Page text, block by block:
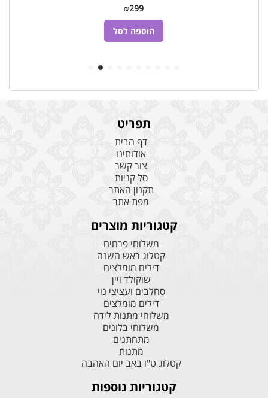
₪299
הוספה לסל
תפריט
דף הבית
אודותינו
צור קשר
סל קניות
תקנון האתר
מפת אתר
קטגוריות מוצרים
משלוחי פרחים
קטלוג ראש השנה
דילים מומלצים
שוקולד ויין
סחלבים ועציצי נוי
דילים מומלצים
משלוחי מתנות לידה
משלוחי בלונים
מתחתנים
מתנות
קטלוג ט"ו באב יום האהבה
קטגוריות נוספות